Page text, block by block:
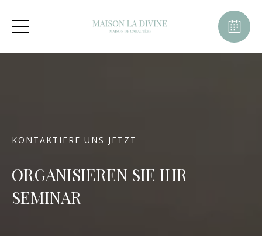
KONTAKTIERE UNS JETZT
ORGANISIEREN SIE IHR
SEMINAR